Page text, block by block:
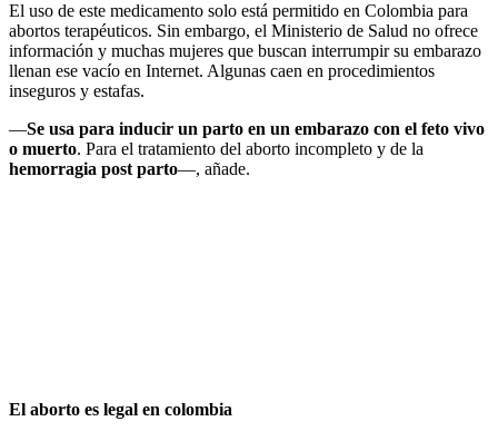
El uso de este medicamento solo está permitido en Colombia para
abortos terapéuticos. Sin embargo, el Ministerio de Salud no ofrece
información y muchas mujeres que buscan interrumpir su embarazo
llenan ese vacío en Internet. Algunas caen en procedimientos
inseguros y estafas.
—Se usa para inducir un parto en un embarazo con el feto vivo
o muerto. Para el tratamiento del aborto incompleto y de la
hemorragia post parto—, añade.
El aborto es legal en colombia